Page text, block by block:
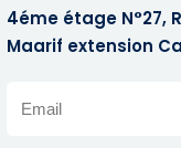
4éme étage N°27,
Maarif extension